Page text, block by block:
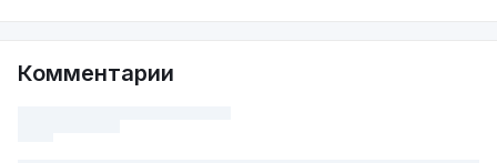
Комментарии